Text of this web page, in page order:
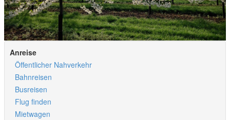
Anreise
Öffentlicher Nahverkehr
Bahnreisen
Busreisen
Flug finden
Mietwagen